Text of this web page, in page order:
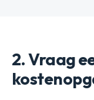
2. Vraag